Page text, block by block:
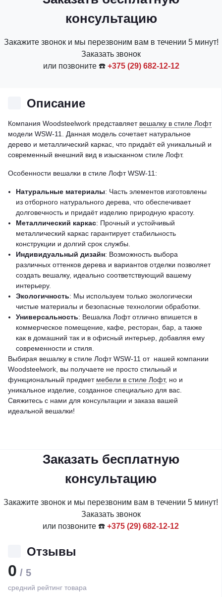
консультацию
Закажите звонок и мы перезвоним вам в течении 5 минут!
Заказать звонок
или позвоните ☎️ +375 (29) 682-12-12
Описание
Компания Woodsteelwork представляет вешалку в стиле Лофт
модели WSW-11. Данная модель сочетает натуральное
дерево и металлический каркас, что придаёт ей уникальный и
современный внешний вид в изысканном стиле Лофт.
Особенности вешалки в стиле Лофт WSW-11:
Натуральные материалы: Часть элементов изготовлены
из отборного натурального дерева, что обеспечивает
долговечность и придаёт изделию природную красоту.
Металлический каркас: Прочный и устойчивый
металлический каркас гарантирует стабильность
конструкции и долгий срок службы.
Индивидуальный дизайн: Возможность выбора
различных оттенков дерева и вариантов отделки позволяет
создать вешалку, идеально соответствующий вашему
интерьеру.
Экологичность: Мы используем только экологически
чистые материалы и безопасные технологии обработки.
Универсальность: Вешалка Лофт отлично впишется в
коммерческое помещение, кафе, ресторан, бар, а также
как в домашний так и в офисный интерьер, добавляя ему
современности и стиля.
Выбирая вешалку в стиле Лофт WSW-11 от нашей компании
Woodsteelwork, вы получаете не просто стильный и
функциональный предмет мебели в стиле Лофт, но и
уникальное изделие, созданное специально для вас.
Свяжитесь с нами для консультации и заказа вашей
идеальной вешалки!
Заказать бесплатную
консультацию
Закажите звонок и мы перезвоним вам в течении 5 минут!
Заказать звонок
или позвоните ☎️ +375 (29) 682-12-12
Отзывы
0 / 5
средний рейтинг товара